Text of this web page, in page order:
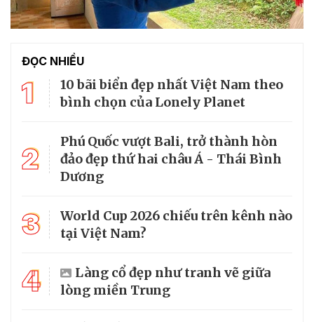
ĐỌC NHIỀU
1
10 bãi biển đẹp nhất Việt Nam theo
bình chọn của Lonely Planet
2
Phú Quốc vượt Bali, trở thành hòn
đảo đẹp thứ hai châu Á - Thái Bình
Dương
3
World Cup 2026 chiếu trên kênh nào
tại Việt Nam?
4
Làng cổ đẹp như tranh vẽ giữa
lòng miền Trung